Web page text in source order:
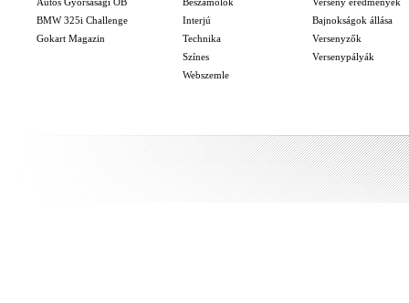
BMW 325i Challenge
Gokart Magazin
Interjú
Technika
Színes
Webszemle
Bajnokságok állása
Versenyzők
Versenypályák